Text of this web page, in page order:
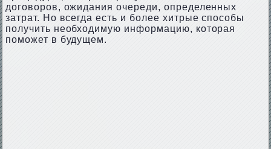
договоров, ожидания очереди, определенных
затрат. Но всегда есть и более хитрые способы
получить необходимую информацию, которая
поможет в будущем.